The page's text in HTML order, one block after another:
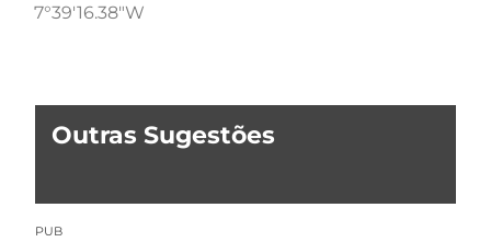
7°39'16.38"W
Outras Sugestões
PUB